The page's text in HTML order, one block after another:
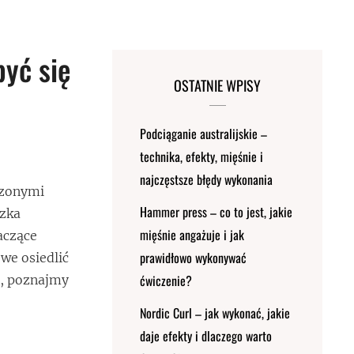
się
osiedlić
poznajmy
OSTATNIE WPISY
Podciąganie australijskie –
technika, efekty, mięśnie i
najczęstsze błędy wykonania
Hammer press – co to jest, jakie
mięśnie angażuje i jak
prawidłowo wykonywać
ćwiczenie?
Nordic Curl – jak wykonać, jakie
daje efekty i dlaczego warto